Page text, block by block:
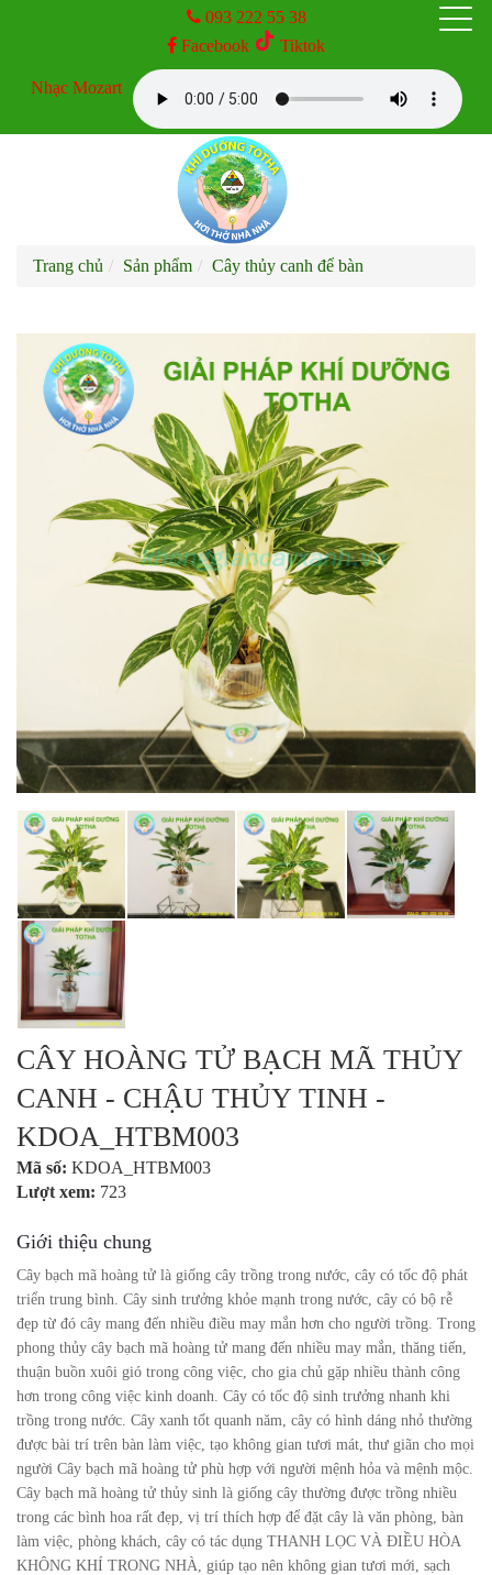
093 222 55 38
Facebook
Tiktok
Nhạc Mozart
Trang chủ Sản phẩm Cây thủy canh để bàn
CÂY HOÀNG TỬ BẠCH MÃ THỦY
CANH - CHẬU THỦY TINH -
KDOA_HTBM003
Mã số: KDOA_HTBM003
Lượt xem: 723
Giới thiệu chung
Cây bạch mã hoàng tử là giống cây trồng trong nước, cây có tốc độ phát
triển trung bình. Cây sinh trưởng khỏe mạnh trong nước, cây có bộ rễ
đẹp từ đó cây mang đến nhiều điều may mắn hơn cho người trồng. Trong
phong thủy cây bạch mã hoàng tử mang đến nhiều may mắn, thăng tiến,
thuận buồn xuôi gió trong công việc, cho gia chủ gặp nhiều thành công
hơn trong công việc kinh doanh. Cây có tốc độ sinh trưởng nhanh khi
trồng trong nước. Cây xanh tốt quanh năm, cây có hình dáng nhỏ thường
được bài trí trên bàn làm việc, tạo không gian tươi mát, thư giãn cho mọi
người Cây bạch mã hoàng tử phù hợp với người mệnh hỏa và mệnh mộc.
Cây bạch mã hoàng tử thủy sinh là giống cây thường được trồng nhiều
trong các bình hoa rất đẹp, vị trí thích hợp để đặt cây là văn phòng, bàn
làm việc, phòng khách, cây có tác dụng THANH LỌC VÀ ĐIỀU HÒA
KHÔNG KHÍ TRONG NHÀ, giúp tạo nên không gian tươi mới, sạch
KINH NGHIỆM
TIN TỨC
DỰ ÁN
LIÊN HỆ